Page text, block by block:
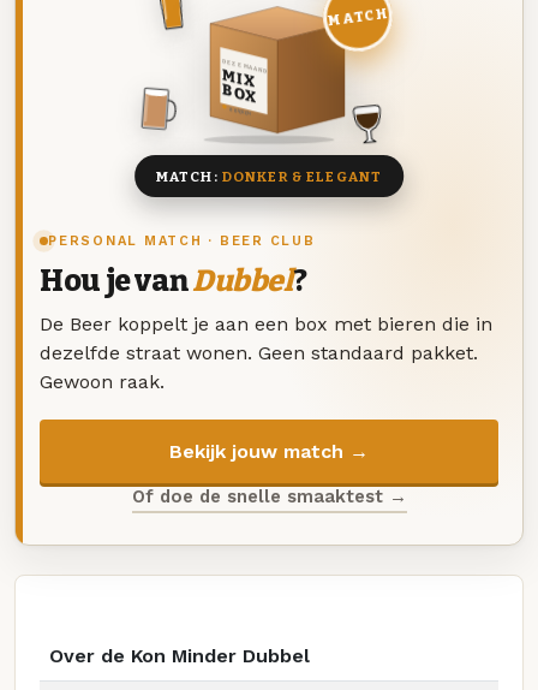
PERSONAL MATCH · BEER CLUB
Hou je vanDubbel?
De Beer koppelt je aan een box met bieren die in
dezelfde straat wonen. Geen standaard pakket.
Gewoon raak.
Bekijk jouw match →
Of doe de snelle smaaktest →
DEZE MAAND
MIX
BOX
8 BIEREN
MATCH
MATCH: DONKER & ELEGANT
Over de Kon Minder Dubbel